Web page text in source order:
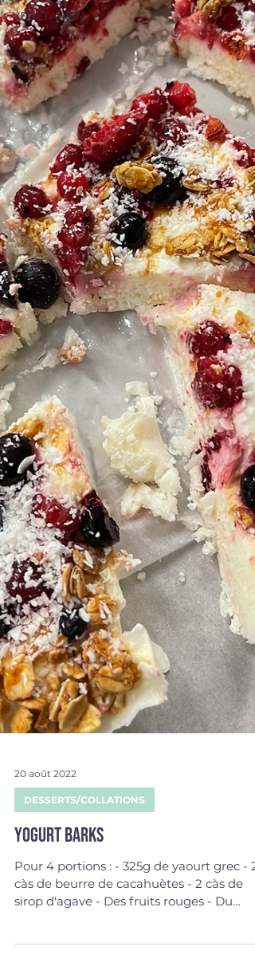
VEGETARIEN
DESSERTS/COLLATIONS
Yogurt barks
Pour 4 portions : - 325g de yaourt grec - 2
sirop d'agave - Des fruits rouges - Du